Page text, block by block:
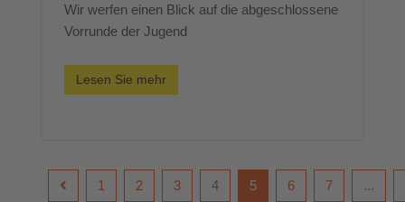
Wir werfen einen Blick auf die abgeschlossene
Vorrunde der Jugend
Lesen Sie mehr
1 2 3 4 5 6 7 ...